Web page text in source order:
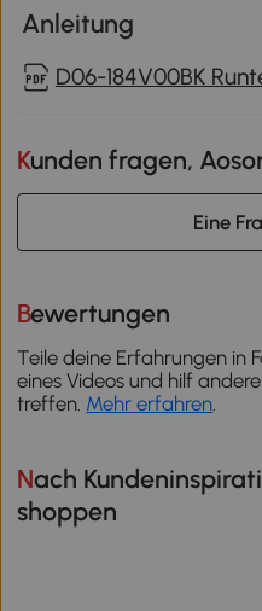
Anleitung
D06-184V00BK
Kunden fragen,
Eine
Bewertungen
Teile deine Erfahrungen in
eines Videos und hilf
treffen. Mehr erfahren.
Nach Kundeninspiration
shoppen